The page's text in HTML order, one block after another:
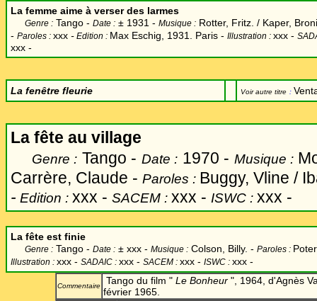
La femme aime à verser des larmes
Genre : Tango - Date : ± 1931 - Musique : Rotter, Fritz. / Kaper,
- Paroles : xxx - Edition : Max Eschig, 1931. Paris - Illustration : xxx -
xxx -
La fenêtre fleurie Voir autre titre :
La fête au village
Genre : Tango - Date : 1970 - Musique :
Carrère, Claude - Paroles : Buggy, Vline /
- Edition : xxx - SACEM : xxx - ISWC : xxx -
La fête est finie
Genre : Tango - Date : ± xxx - Musique : Colson, Billy. - Paroles :
Illustration : xxx - SADAIC : xxx - SACEM : xxx - ISWC : xxx -
Commentaire Tango du film " Le Bonheur ", 1964, d'Agnès
février 1965.